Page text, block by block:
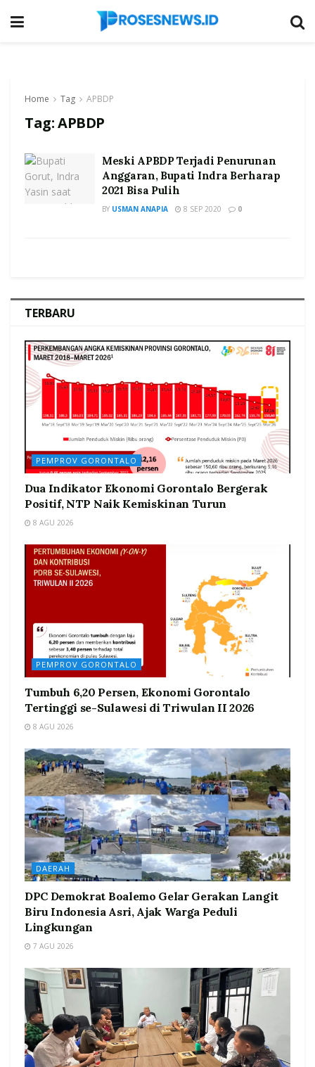
Home Tag APBDP
Tag:APBDP
Meski APBDP Terjadi Penurunan
Anggaran, Bupati Indra Berharap
2021 Bisa Pulih
BY USMAN ANAPIA 8 SEP 2020 0
TERBARU
PEMPROV GORONTALO
Dua Indikator Ekonomi Gorontalo Bergerak
Positif, NTP Naik Kemiskinan Turun
8 AGU 2026
PEMPROV GORONTALO
Tumbuh 6,20 Persen, Ekonomi Gorontalo
Tertinggi se-Sulawesi di Triwulan II 2026
8 AGU 2026
DAERAH
DPC Demokrat Boalemo Gelar Gerakan Langit
Biru Indonesia Asri, Ajak Warga Peduli
Lingkungan
7 AGU 2026